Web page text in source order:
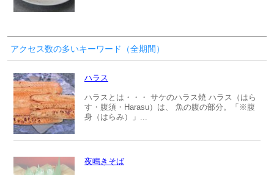
アクセス数の多いキーワード（全期間）
ハラス
ハラスとは・・・ サケのハラス焼 ハラス（はら
す・腹須・Harasu）は、 魚の腹の部分。「※腹
身（はらみ）」...
夜鳴きそば